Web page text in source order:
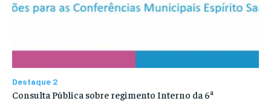
Destaque 2
Consulta Pública sobre regimento Interno da 6ª